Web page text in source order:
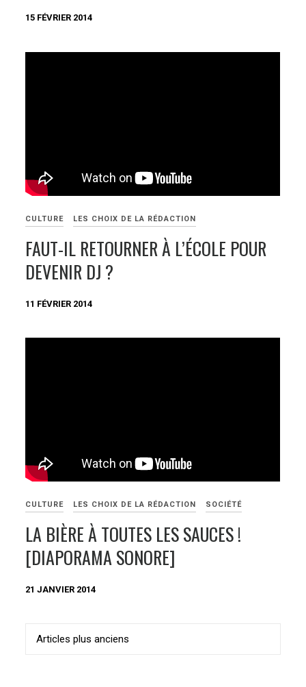
15 FÉVRIER 2014
CULTURE LES CHOIX DE LA RÉDACTION
FAUT-IL RETOURNER À L’ÉCOLE POUR
DEVENIR DJ ?
11 FÉVRIER 2014
CULTURE LES CHOIX DE LA RÉDACTION SOCIÉTÉ
LA BIÈRE À TOUTES LES SAUCES !
[DIAPORAMA SONORE]
21 JANVIER 2014
Navigation
des
Articles plus anciens